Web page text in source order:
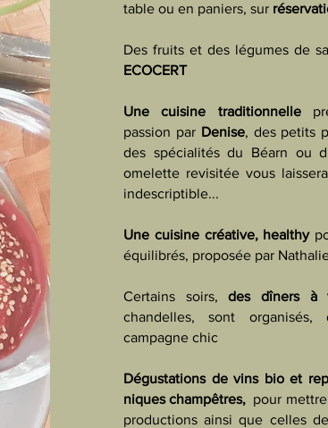
table ou en paniers, sur
Des fruits et des légumes de
ECOCERT
Une cuisine traditionnelle
passion par Denise, des petits
des spécialités du Béarn ou
omelette revisitée vous
indescriptible...
Une cuisine créative, healthy
équilibrés, proposée par
Certains soirs,des dîners à
chandelles, sont organisés,
campagne chic
Dégustations de vins bio et
niques champêtres, pour
productions ainsi que celles